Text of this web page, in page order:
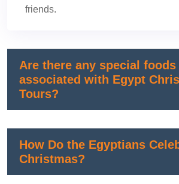
friends.
Are there any special foods
associated with Egypt
Tours?
How Do the Egyptians
Christmas?